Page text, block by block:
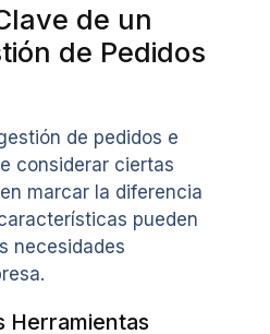
de un
de Pedidos
de pedidos e
considerar ciertas
marcar la diferencia
pueden
necesidades
Herramientas